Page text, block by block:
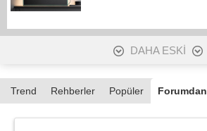
DAHA ESKİ
Trend Rehberler Popüler Forumdan